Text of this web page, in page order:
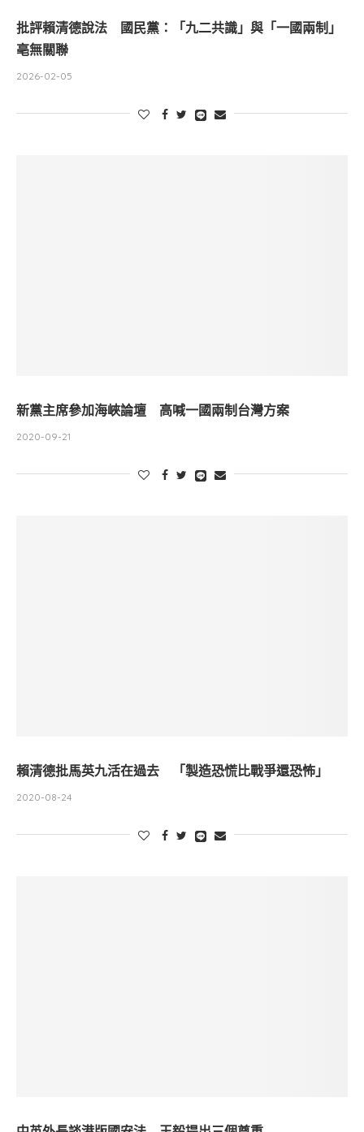
批評賴清德說法 國民黨：「九二共識」與「一國兩制」
亳無關聯
2026-02-05
新黨主席參加海峽論壇 高喊一國兩制台灣方案
2020-09-21
賴清德批馬英九活在過去 「製造恐慌比戰爭還恐怖」
2020-08-24